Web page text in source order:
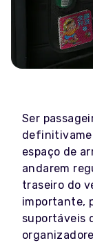
Ser
espaço de
andarem
traseiro do
importante,
suportáveis